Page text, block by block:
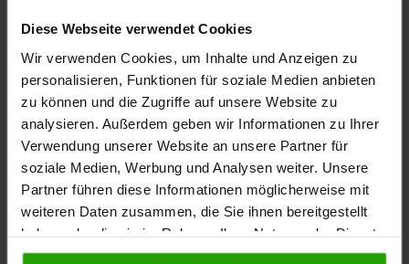
Diese Webseite verwendet Cookies
Wir verwenden Cookies, um Inhalte und Anzeigen zu
personalisieren, Funktionen für soziale Medien anbieten
zu können und die Zugriffe auf unsere Website zu
analysieren. Außerdem geben wir Informationen zu Ihrer
Verwendung unserer Website an unsere Partner für
soziale Medien, Werbung und Analysen weiter. Unsere
Partner führen diese Informationen möglicherweise mit
weiteren Daten zusammen, die Sie ihnen bereitgestellt
haben oder die sie im Rahmen Ihrer Nutzung der Dienste
gesammelt haben.